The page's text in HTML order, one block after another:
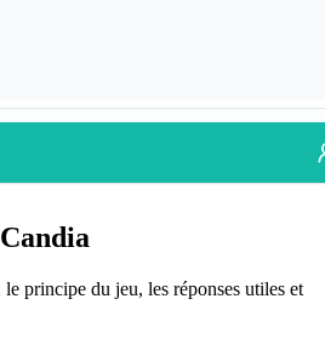
principe du jeu, les réponses utiles et